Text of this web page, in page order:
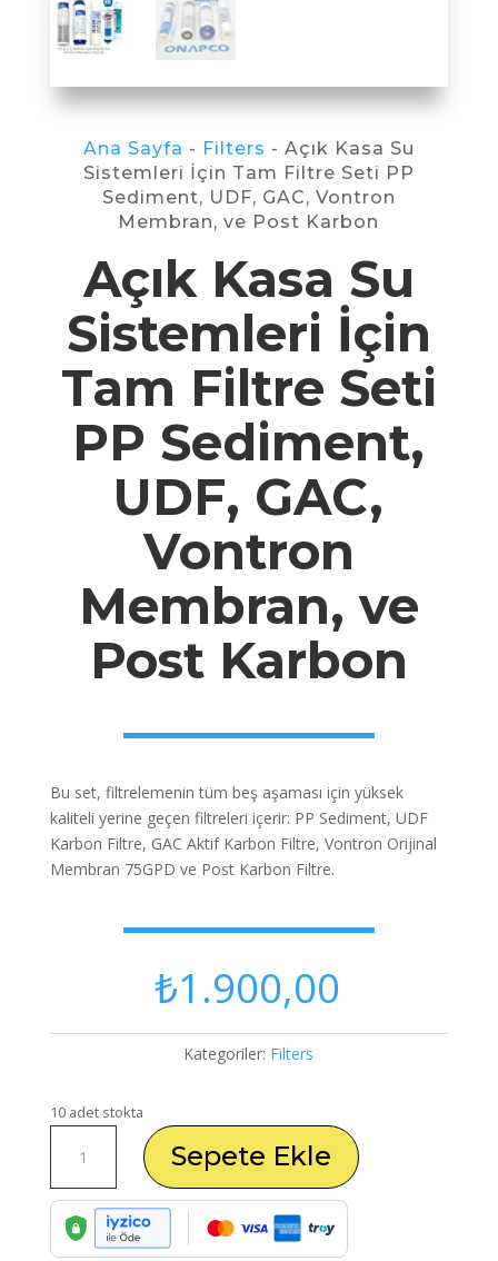
Ana Sayfa - Filters - Açık Kasa Su
Sistemleri İçin Tam Filtre Seti PP
Sediment, UDF, GAC, Vontron
Membran, ve Post Karbon
Açık Kasa Su
Sistemleri İçin
Tam Filtre Seti
PP Sediment,
UDF, GAC,
Vontron
Membran, ve
Post Karbon
Bu set, filtrelemenin tüm beş aşaması için yüksek
kaliteli yerine geçen filtreleri içerir: PP Sediment, UDF
Karbon Filtre, GAC Aktif Karbon Filtre, Vontron Orijinal
Membran 75GPD ve Post Karbon Filtre.
₺1.900,00
Kategoriler: Filters
10 adet stokta
Kasa
Su
Sistemleri
İçin
Tam
Sepete Ekle